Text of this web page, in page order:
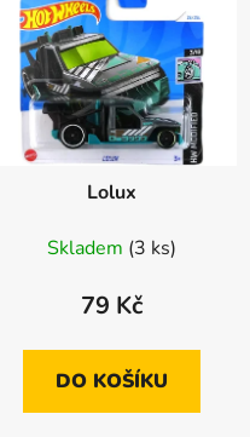
Lolux
Skladem (3 ks)
79 Kč
DO KOŠÍKU